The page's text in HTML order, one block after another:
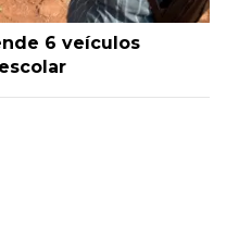
6 veículos